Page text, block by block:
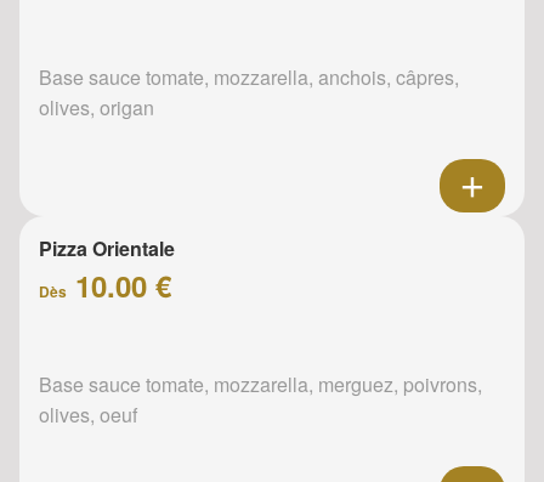
Base sauce tomate, mozzarella, anchois, câpres,
olives, origan
Pizza Orientale
Dès 10.00 €
Base sauce tomate, mozzarella, merguez, poivrons,
olives, oeuf